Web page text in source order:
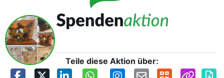
Teile diese Aktion über: